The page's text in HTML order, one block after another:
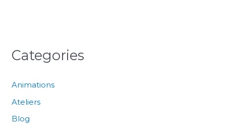
Categories
Animations
Ateliers
Blog